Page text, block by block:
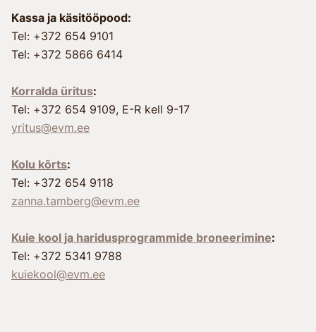
Kassa ja käsitööpood:
Tel: +372 654 9101
Tel: +372 5866 6414
Korralda üritus:
Tel: +372 654 9109, E-R kell 9-17
yritus@evm.ee
Kolu kõrts:
Tel: +372 654 9118
zanna.tamberg@evm.ee
Kuie kool ja haridusprogrammide broneerimine:
Tel: +372 5341 9788
kuiekool@evm.ee